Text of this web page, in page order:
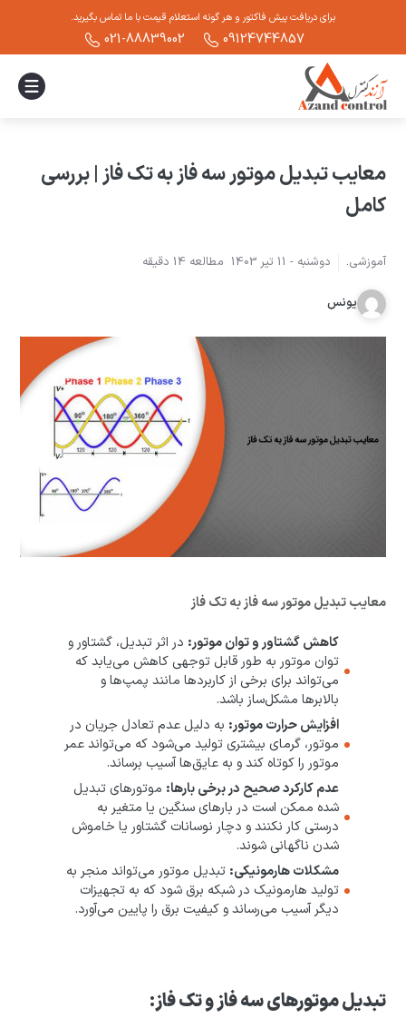
برای دریافت پیش فاکتور و هر گونه استعلام قیمت با ما تماس بگیرید.
09124744857
021-88839002
معایب تبدیل موتور سه فاز به تک فاز | بررسی
کامل
آموزشی. دوشنبه - 11 تیر 1403 مطالعه 14 دقیقه
یونس
معایب تبدیل موتور سه فاز به تک فاز
کاهش گشتاور و توان موتور: در اثر تبدیل، گشتاور و
توان موتور به طور قابل توجهی کاهش می‌یابد که
می‌تواند برای برخی از کاربردها مانند پمپ‌ها و
بالابرها مشکل‌ساز باشد.
افزایش حرارت موتور: به دلیل عدم تعادل جریان در
موتور، گرمای بیشتری تولید می‌شود که می‌تواند عمر
موتور را کوتاه کند و به عایق‌ها آسیب برساند.
عدم کارکرد صحیح در برخی بارها: موتورهای تبدیل
شده ممکن است در بارهای سنگین یا متغیر به
درستی کار نکنند و دچار نوسانات گشتاور یا خاموش
شدن ناگهانی شوند.
مشکلات هارمونیکی: تبدیل موتور می‌تواند منجر به
تولید هارمونیک در شبکه برق شود که به تجهیزات
دیگر آسیب می‌رساند و کیفیت برق را پایین می‌آورد.
تبدیل موتورهای سه فاز و تک فاز: